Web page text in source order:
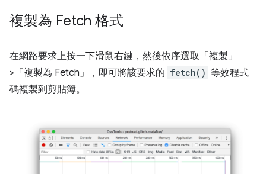
複製為 Fetch 格式
在網路要求上按一下滑鼠右鍵，然後依序選取「複製」
>「複製為 Fetch」
，即可將該要求的 fetch() 等效程式
碼複製到剪貼簿。